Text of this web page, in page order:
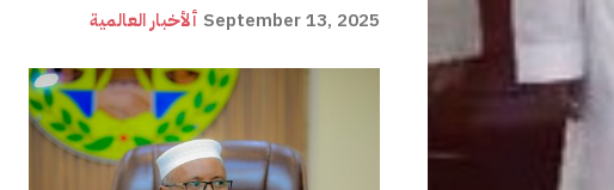
ألأخبار العالمية September 13, 2025